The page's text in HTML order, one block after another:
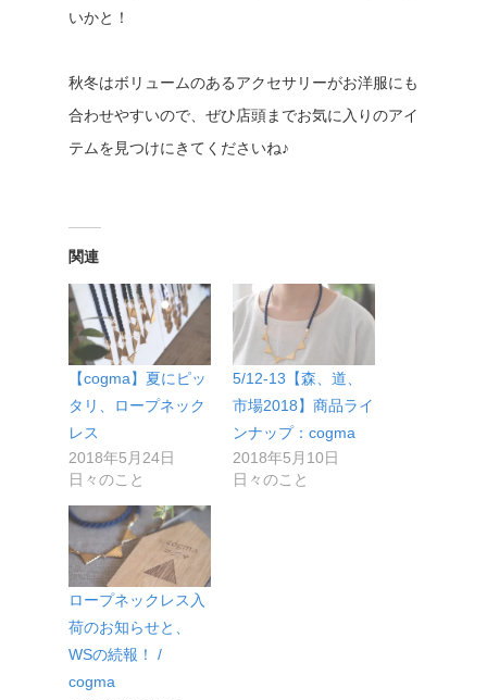
いかと！
秋冬はボリュームのあるアクセサリーがお洋服にも
合わせやすいので、ぜひ店頭までお気に入りのアイ
テムを見つけにきてくださいね♪
関連
【cogma】夏にピッ
タリ、ロープネック
レス
2018年5月24日
日々のこと
5/12-13【森、道、
市場2018】商品ライ
ンナップ：cogma
2018年5月10日
日々のこと
ロープネックレス入
荷のお知らせと、
WSの続報！ /
cogma